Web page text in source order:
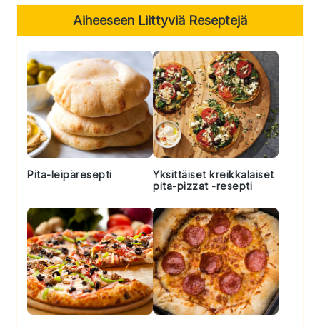
Primary
Sidebar
Aiheeseen Liittyviä Reseptejä
Pita-leipäresepti
Yksittäiset kreikkalaiset
pita-pizzat -resepti